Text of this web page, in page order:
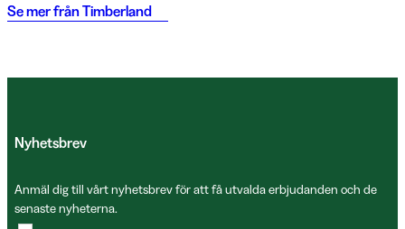
Se mer frånTimberland
Nyhetsbrev
Anmäl dig till vårt nyhetsbrev för att få utvalda erbjudanden och de
senaste nyheterna.